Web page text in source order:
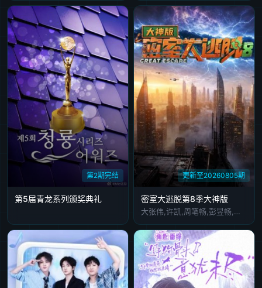
第2期完结
第5届青龙系列颁奖典礼
更新至20260805期
密室大逃脱第8季大神版
大张伟,许凯,周笔畅,彭昱畅,张真源,陈哲远